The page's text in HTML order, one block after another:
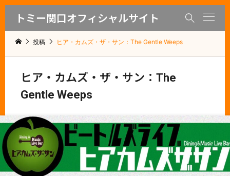
トミー関口オフィシャルサイト 
投稿 ヒア・カムズ・ザ・サン：The Gentle Weeps
ヒア・カムズ・ザ・サン：The
Gentle Weeps